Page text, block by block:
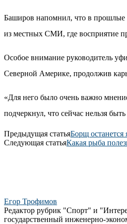
Баширов напомнил, что в прошлые
из местных СМИ, где восприятие
Особое внимание руководитель
Северной Америке, продолжив
«Для него было очень важно
подчеркнул, что сейчас нельзя
Предыдущая статьяБорщ
Следующая статьяКакая рыба
Егор Трофимов
Редактор рубрик "Спорт" и
государственный инженерно-